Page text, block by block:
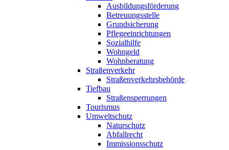
Ausbildungsförderung
Betreuungsstelle
Grundsicherung
Pflegeeinrichtungen
Sozialhilfe
Wohngeld
Wohnberatung
Straßenverkehr
Straßenverkehrsbehörde
Tiefbau
Straßensperrungen
Tourismus
Umweltschutz
Naturschutz
Abfallrecht
Immissionsschutz